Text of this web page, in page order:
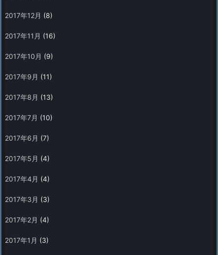
2017年12月 (8)
2017年11月 (16)
2017年10月 (9)
2017年9月 (11)
2017年8月 (13)
2017年7月 (10)
2017年6月 (7)
2017年5月 (4)
2017年4月 (4)
2017年3月 (3)
2017年2月 (4)
2017年1月 (3)